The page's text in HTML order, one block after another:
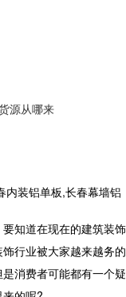
源从哪来
内装铝单板,长春幕墙铝
知道在现在的建筑装饰
行业被大家越来越务的
消费者可能都有一个疑